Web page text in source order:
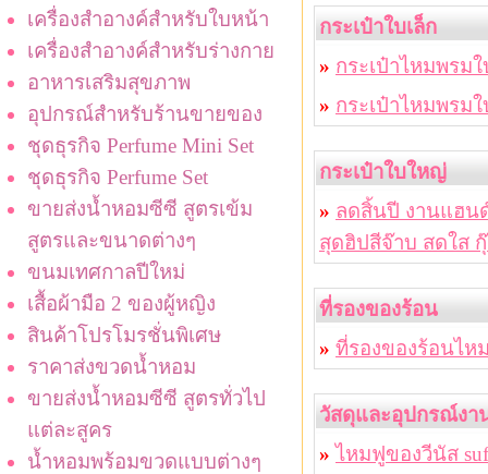
เครื่องสำอางค์สำหรับใบหน้า
เครื่องสำอางค์สำหรับร่างกาย
อาหารเสริมสุขภาพ
อุปกรณ์สำหรับร้านขายของ
ชุดธุรกิจ Perfume Mini Set
ชุดธุรกิจ Perfume Set
ขายส่งน้ำหอมซีซี สูตรเข้ม
สูตรและขนาดต่างๆ
ขนมเทศกาลปีใหม่
เสื้อผ้ามือ 2 ของผู้หญิง
สินค้าโปรโมรชั่นพิเศษ
ราคาส่งขวดน้ำหอม
ขายส่งน้ำหอมซีซี สูตรทั่วไป
แต่ละสูคร
น้ำหอมพร้อมขวดแบบต่างๆ
กระเป๋าใบเล็ก
» กระเป๋าไหมพรม
» กระเป๋าไหมพรม
กระเป๋าใบใหญ่
» ลดสิ้นปี งานแฮน
สุดฮิปสีจ๊าบ สดใส
ที่รองของร้อน
» ที่รองของร้อนไห
วัสดุและอุปกรณ์ง
» ไหมฟูของวีนัส